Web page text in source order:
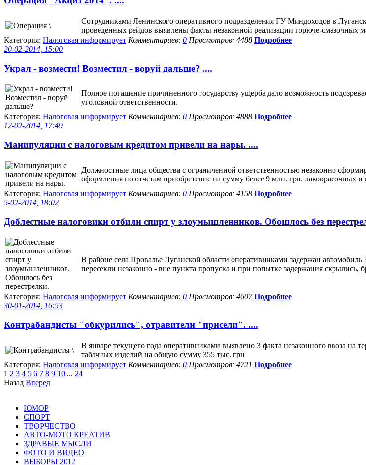
Сотрудниками Ленинского оперативного подразделения ГУ Миндоходов в
проведенных рейдов выявлены факты незаконной реализации горюче-смазочных
Категория: Налоговая информирует Комментариев: 0 Просмотров: 4488 Подробнее
20-02-2014, 15:00
Украл - возмести! Возместил - воруй дальше? ....
Полное погашение причиненного государству ущерба дало возможность
уголовной ответственности.
Категория: Налоговая информирует Комментариев: 0 Просмотров: 4888 Подробнее
12-02-2014, 17:49
Манипуляции с налоговым кредитом привели на нары. ....
Должностные лица общества с ограниченной ответственностью незаконно
оформления по отчетам приобретение на сумму белее 9 млн. грн. лакокрасочных и
Категория: Налоговая информирует Комментариев: 0 Просмотров: 4158 Подробнее
5-02-2014, 18:02
Доблестные налоговики отбили спирт у злоумышленников. Обошлось без
В районе села Провалье Луганской области оперативниками задержан
пересекли незаконно - вне пункта пропуска и при попытке задержания скрылись,
Категория: Налоговая информирует Комментариев: 0 Просмотров: 4607 Подробнее
30-01-2014, 16:53
Контрабандисты "обкурились", отравители "присели". ....
В январе текущего года оперативниками выявлено 3 факта незаконного ввоза на
табачных изделий на общую сумму 355 тыс. грн
Категория: Налоговая информирует Комментариев: 0 Просмотров: 4721 Подробнее
1 2 3 4 5 6 7 8 9 10 ... 24
Назад Вперед
ЮМОР
СПОРТ
ТВОРЧЕСТВО
АВТО-МОТО КРЕАТИВ
ЗДРАВЫЕ МЫСЛИ
ФОТО И ВИДЕО
ВЫБОРЫ 2012